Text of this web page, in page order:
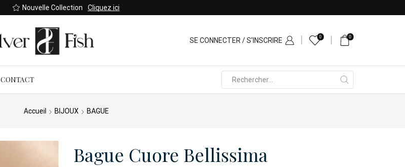
Nouvelle Collection Cliquez ici
SE CONNECTER / S'INSCRIRE 0 0
CONTACT
input
Accueil BIJOUX BAGUE
Bague Cuore Bellissima